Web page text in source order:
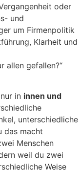
oder
und
um Firmenpolitik
Klarheit und
allen gefallen?“
in innen und
unterschiedliche
das macht
Menschen
weil du zwei
Weise